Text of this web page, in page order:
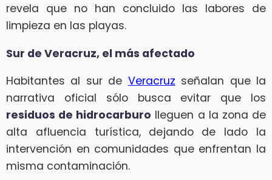
revela que no han concluido las labores de
limpieza en las playas.
Sur de Veracruz, el más afectado
Habitantes al sur de Veracruz señalan que la
narrativa oficial sólo busca evitar que los
residuos de hidrocarburo lleguen a la zona de
alta afluencia turística, dejando de lado la
intervención en comunidades que enfrentan la
misma contaminación.